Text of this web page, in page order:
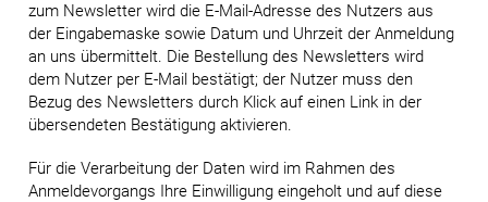
zum Newsletter wird die E-Mail-Adresse des Nutzers aus
der Eingabemaske sowie Datum und Uhrzeit der Anmeldung
an uns übermittelt. Die Bestellung des Newsletters wird
dem Nutzer per E-Mail bestätigt; der Nutzer muss den
Bezug des Newsletters durch Klick auf einen Link in der
übersendeten Bestätigung aktivieren.
Für die Verarbeitung der Daten wird im Rahmen des
Anmeldevorgangs Ihre Einwilligung eingeholt und auf diese